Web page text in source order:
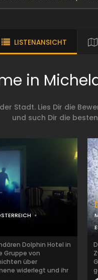
LISTENANSICHT
in
Stadt. Lies Dir die
und such Dir die
Dolphin Hotel in
Gruppe von
über
widerlegt und ihr